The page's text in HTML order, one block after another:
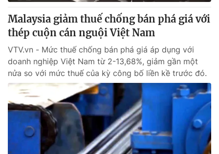
Góc doanh nghiệp
Truyền hình
Phim VTV
Hậu trường
Nhân vật
Khán giả
Giải sao mai
Giải trí
Điện ảnh
Âm nhạc
Sao
Đời sống
Du lịch
Làm đẹp
Chất lượng cuộc sống
Giáo dục
Tuyển sinh
Học trực tuyến
Công nghệ
Hitech Công nghệ tương lai
Giao lưu trực tuyến
Malaysia giảm thuế chống bán phá giá với
thép cuộn cán nguội Việt Nam
VTV.vn - Mức thuế chống bán phá giá áp dụng với
doanh nghiệp Việt Nam từ 2-13,68%, giảm gần một
nửa so với mức thuế của kỳ công bố liền kề trước đó.